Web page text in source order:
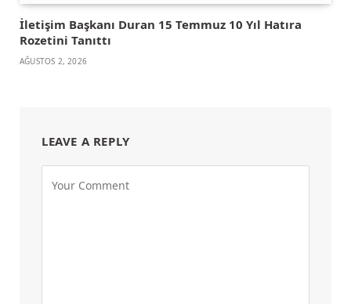
İletişim Başkanı Duran 15 Temmuz 10 Yıl Hatıra
Rozetini Tanıttı
AĞUSTOS 2, 2026
LEAVE A REPLY